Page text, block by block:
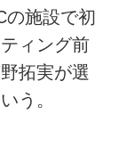
の施設で初
ィング前
拓実が選
う。